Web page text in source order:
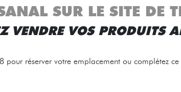
SUR LE SITE DE
VENDRE VOS PRODUITS
pour réserver votre emplacement ou complétez